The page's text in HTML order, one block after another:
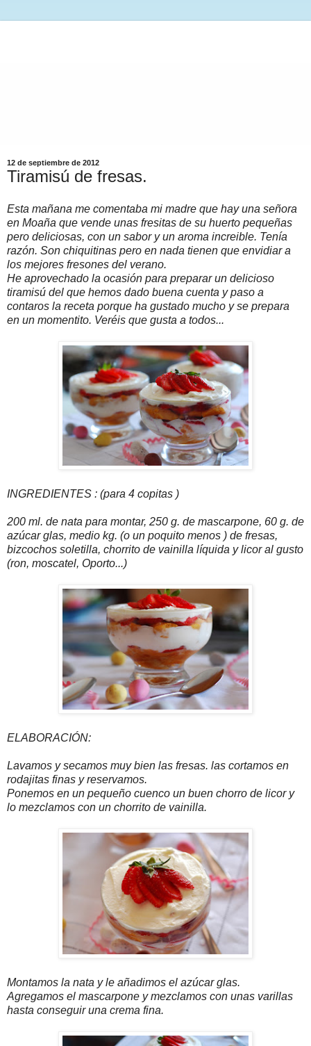
12 de septiembre de 2012
Tiramisú de fresas.
Esta mañana me comentaba mi madre que hay una señora
en Moaña que vende unas fresitas de su huerto pequeñas
pero deliciosas, con un sabor y un aroma increible. Tenía
razón. Son chiquitinas pero en nada tienen que envidiar a
los mejores fresones del verano.
He aprovechado la ocasión para preparar un delicioso
tiramisú del que hemos dado buena cuenta y paso a
contaros la receta porque ha gustado mucho y se prepara
en un momentito. Veréis que gusta a todos...
INGREDIENTES : (para 4 copitas )
200 ml. de nata para montar, 250 g. de mascarpone, 60 g. de
azúcar glas, medio kg. (o un poquito menos ) de fresas,
bizcochos soletilla, chorrito de vainilla líquida y licor al gusto
(ron, moscatel, Oporto...)
ELABORACIÓN:
Lavamos y secamos muy bien las fresas. las cortamos en
rodajitas finas y reservamos.
Ponemos en un pequeño cuenco un buen chorro de licor y
lo mezclamos con un chorrito de vainilla.
Montamos la nata y le añadimos el azúcar glas.
Agregamos el mascarpone y mezclamos con unas varillas
hasta conseguir una crema fina.